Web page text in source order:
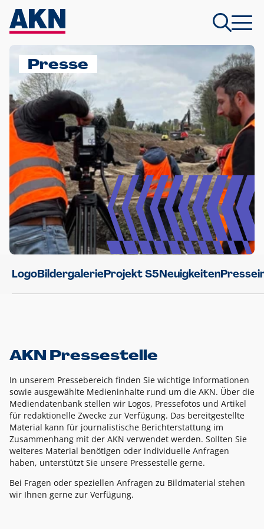
Presse
LogoBildergalerieProjekt S5Neuigkeiten
AKN Pressestelle
In unserem Pressebereich finden Sie wichtige Informationen
sowie ausgewählte Medieninhalte rund um die AKN. Über die
Mediendatenbank stellen wir Logos, Pressefotos und Artikel
für redaktionelle Zwecke zur Verfügung. Das bereitgestellte
Material kann für journalistische Berichterstattung im
Zusammenhang mit der AKN verwendet werden. Sollten Sie
weiteres Material benötigen oder individuelle Anfragen
haben, unterstützt Sie unsere Pressestelle gerne.
Bei Fragen oder speziellen Anfragen zu Bildmaterial stehen
wir Ihnen gerne zur Verfügung.